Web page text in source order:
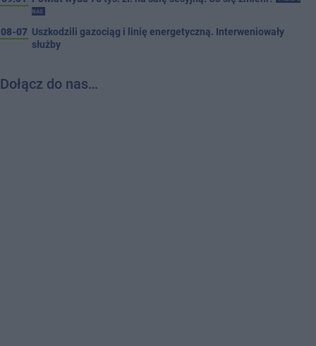
NAS
08-07 Uszkodzili gazociąg i linię energetyczną. Interweniowały
służby
Dołącz do nas…